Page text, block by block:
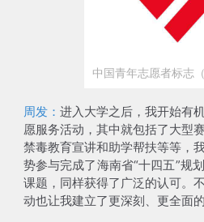
中国青年志愿者标志（
周发： 进入大学之后，我开始有
愿服务活动，其中就包括了大型
禁毒教育宣讲和助学帮扶等等 ，
势参与完成了海南省“十四五”规
课题，同样获得了广泛的认可。
动也让我建立了更深刻、更全面